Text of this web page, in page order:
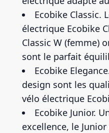
Ecobike Classic.
électrique Ecobike
Classic W (femme)
sont le parfait
Ecobike
design sont les
vélo électrique
Ecobike Junior.
excellence, le